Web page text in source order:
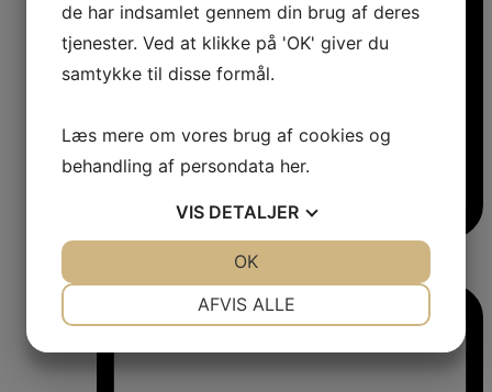
Vinkøleskabe
de har indsamlet gennem din brug af deres
tjenester. Ved at klikke på 'OK' giver du
samtykke til disse formål.
Læs mere om vores brug af cookies og
behandling af persondata her.
VIS DETALJER
AFVIS ALLE
OK